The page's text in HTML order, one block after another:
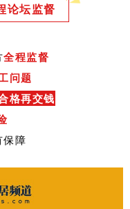
论坛监督
全程监督
问题
格再交钱
保障